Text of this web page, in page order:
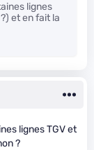
lignes
et en fait la
lignes TGV et
?